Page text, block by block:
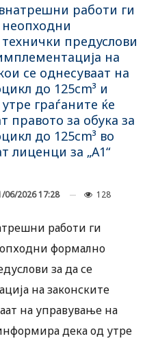
работи ги
предуслови
на
се однесуваат на
до 125cm³ и
граѓаните ќе
правото за обука за
до 125cm³ во
лиценци за „А1“
06/2026 17:28 128
работи ги
формално
за да се
на законските
на управување на
дека од утре